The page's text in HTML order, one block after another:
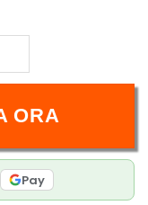
quantità
ORA
Pay